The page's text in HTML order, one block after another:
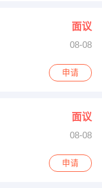
面议
08-08
申请
面议
08-08
申请